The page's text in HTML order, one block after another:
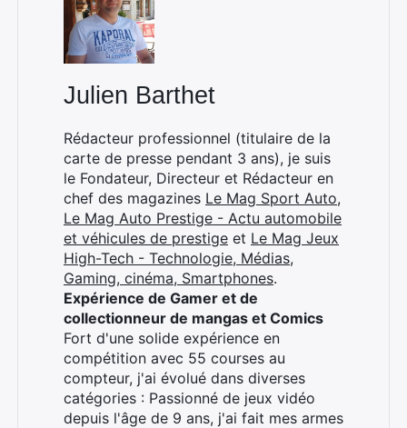
Julien Barthet
Rédacteur professionnel (titulaire de la
carte de presse pendant 3 ans), je suis
le Fondateur, Directeur et Rédacteur en
chef des magazines Le Mag Sport Auto,
Le Mag Auto Prestige - Actu automobile
et véhicules de prestige et Le Mag Jeux
High-Tech - Technologie, Médias,
Gaming, cinéma, Smartphones.
Expérience de Gamer et de
collectionneur de mangas et Comics
Fort d'une solide expérience en
compétition avec 55 courses au
compteur, j'ai évolué dans diverses
catégories : Passionné de jeux vidéo
depuis l'âge de 9 ans, j'ai fait mes armes
Rechercher